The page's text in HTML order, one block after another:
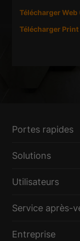
Télécharger Web
Télécharger
Portes rapides
Solutions
Utilisateurs
Service après-
Entreprise